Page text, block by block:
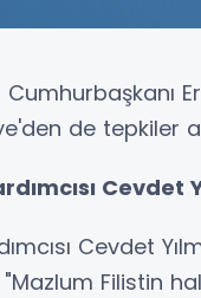
de tepkiler
Cevdet
Cevdet
Filistin